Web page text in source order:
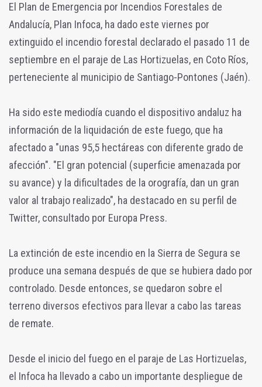
El Plan de Emergencia por Incendios Forestales de
Andalucía, Plan Infoca, ha dado este viernes por
extinguido el incendio forestal declarado el pasado 11 de
septiembre en el paraje de Las Hortizuelas, en Coto Ríos,
perteneciente al municipio de Santiago-Pontones (Jaén).
Ha sido este mediodía cuando el dispositivo andaluz ha
información de la liquidación de este fuego, que ha
afectado a "unas 95,5 hectáreas con diferente grado de
afección". "El gran potencial (superficie amenazada por
su avance) y la dificultades de la orografía, dan un gran
valor al trabajo realizado", ha destacado en su perfil de
Twitter, consultado por Europa Press.
La extinción de este incendio en la Sierra de Segura se
produce una semana después de que se hubiera dado por
controlado. Desde entonces, se quedaron sobre el
terreno diversos efectivos para llevar a cabo las tareas
de remate.
Desde el inicio del fuego en el paraje de Las Hortizuelas,
el Infoca ha llevado a cabo un importante despliegue de